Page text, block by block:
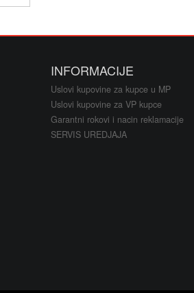
INFORMACIJE
Uslovi kupovine za kupce u MP
Uslovi kupovine za VP kupce
Garantni rokovi i nacin reklamacije
SERVIS UREDJAJA